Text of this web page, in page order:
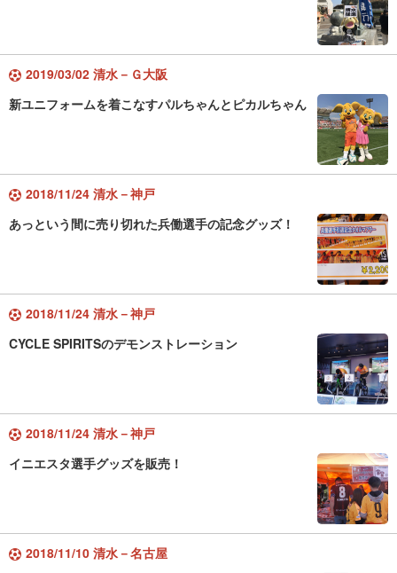
2019/03/02 清水－Ｇ大阪
新ユニフォームを着こなすパルちゃんとピカルちゃん
2018/11/24 清水－神戸
あっという間に売り切れた兵働選手の記念グッズ！
2018/11/24 清水－神戸
CYCLE SPIRITSのデモンストレーション
2018/11/24 清水－神戸
イニエスタ選手グッズを販売！
2018/11/10 清水－名古屋